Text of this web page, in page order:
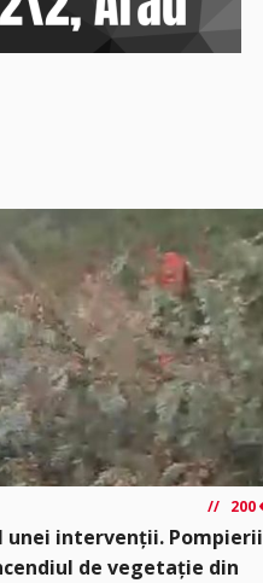
200
unei intervenții. Pompierii
de vegetație din